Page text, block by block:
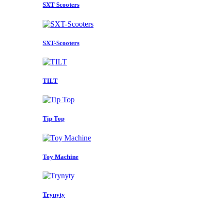
SXT Scooters
SXT-Scooters
TILT
Tip Top
Toy Machine
Trynyty